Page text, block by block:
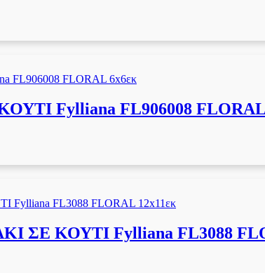
Fylliana FL906008 FLORAL
ΚΟΥΤΙ Fylliana FL3088